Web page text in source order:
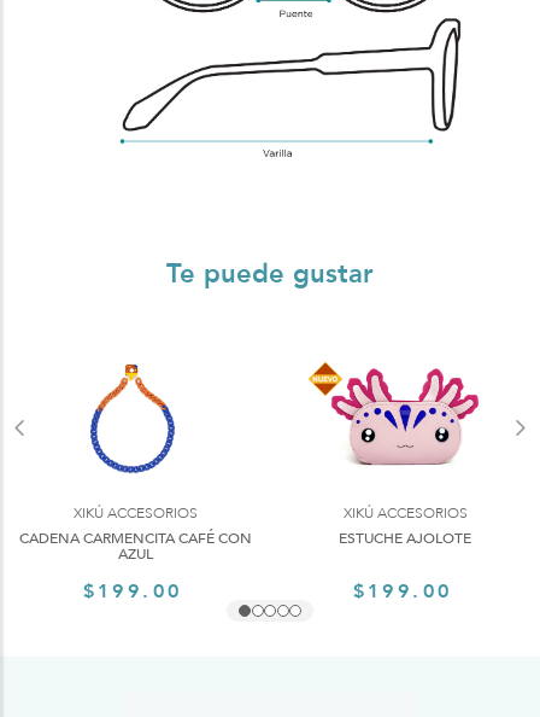
Te puede gustar
XIKÚ ACCESORIOS
CADENA CARMENCITA CAFÉ CON
AZUL
$199.00
XIKÚ ACCESORIOS
ESTUCHE AJOLOTE
$199.00